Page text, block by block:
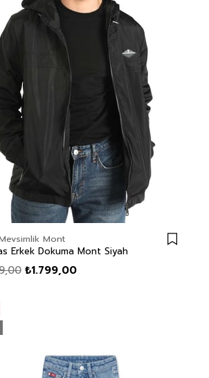
Mont
Erkek Dokuma Mont Siyah
₺1.799,00